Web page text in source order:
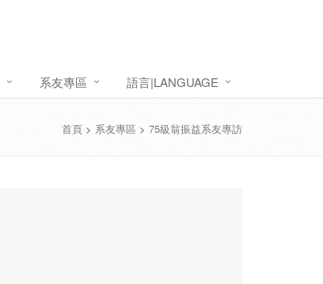
系友專區 語言|LANGUAGE
首頁 > 系友專區 > 75級翁振益系友專訪